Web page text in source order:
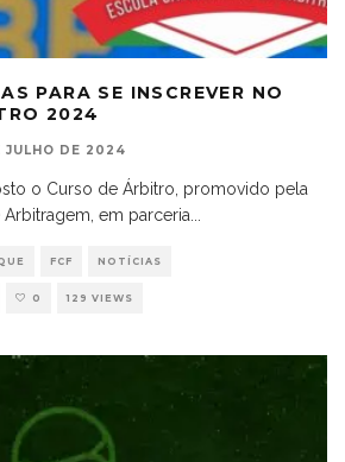
PARA SE INSCREVER NO
2024
JULHO DE 2024
o Curso de Árbitro, promovido pela
Arbitragem, em parceria...
FCF NOTÍCIAS
0 129 VIEWS